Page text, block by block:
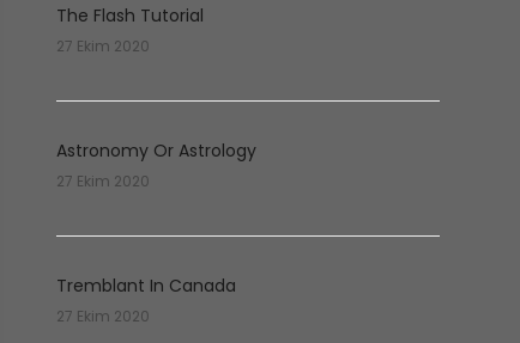
The Flash Tutorial
27 Ekim 2020
Astronomy Or Astrology
27 Ekim 2020
Tremblant In Canada
27 Ekim 2020